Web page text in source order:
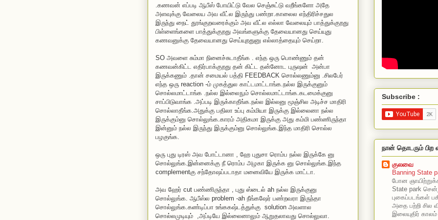
.கணவன் எப்படி ஆபீஸ் போயிட்டு வேல செஞ்சுட்டு வறீங்களோ அதே
அளவுக்கு வேலைய அவ வீட்ல இருந்து பண்றா.காலைல எந்திரிச்சதுல
இருந்து நைட் தூங்குறவரைக்கும் அவ வீட்ல எல்லா வேலையும் பாத்துக்குறது
பிள்ளைங்களை பாத்துக்குறது அவங்களுக்கு தேவையானது செய்யுது
கணவனுக்கு தேவையானது செய்யுறதுனு எல்லாத்தையும் செய்றா.
SO அவளை சும்மா நினைச்சுடாதீங்க . எந்த ஒரு பொண்ணும் தன்
கணவன்கிட்ட எதிர்பாக்குறது தன் கிட்ட தன்னோட புருஷன் அன்பா
இருக்கணும் .தான் சமையல் பத்தி FEEDBACK சொல்லணும்னு .சிலபேர்
எந்த ஒரு reaction -ம் முகத்துல காட்டமாட்டாங்க.நல்ல இருக்குனும்
சொல்லமாட்டாங்க .நல்ல இல்லைநும் சொல்லமாட்டாங்க.கடமைக்குனு
சாப்பிடுவாங்க .அப்படி இருக்காதீங்க.நல்ல இல்லனு மூஞ்சில அடிச்ச மாதிரி
சொல்லாதீங்க.அதுக்கு பதிலா உப்பு கம்மியா இருக்கு இல்லைனா நல்ல
இருக்கும்னு சொல்லுங்க.காரம் அதிகமா இருக்கு அது கம்மி பண்ணிருந்தா
இன்னும் நல்ல இருந்து இருக்கும்னு சொல்லுங்க.இந்த மாதிரி சொல்ல
பழகுங்க.
ஒரு புது டிரஸ் அவ போட்டானா , ஹே புதுசா ரொம்ப நல்ல இருக்கே னு
சொல்லுங்க.இன்னைக்கு நீ ரொம்ப அழகா இருக்க னு சொல்லுங்க.இந்த
complementகு சந்தோஷப்படாதா மனைவியே இருக்க மாட்டா.
அவ ஹேர் cut பண்ணிருந்தா , புது ஸ்டைல் ah நல்ல இருக்குனு
சொல்லுங்க. ஆபீஸ்ல problem -ah நீங்கஷேர் பண்றவரா இருந்தா
சொல்லுங்க.கண்டிப்பா உங்ககஷ்டத்துக்கு solution அவளால
சொல்லமுடியும் ,அப்டியே இல்லைனாலும் ஆறுதலாவது சொல்லுவா.
Subscribe :
நான் தொடரும் பிற
குலவை
Banning State
போன
State park
புகைப்படங்கள்
அதை பற்றி சில
இலையுதிர்